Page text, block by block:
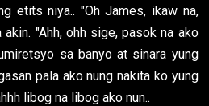
etits niya.. "Oh James, ikaw na,
"Ahh, ohh sige, pasok na ako
sa banyo at sinara yung
pala ako nung nakita ko yung
libog na libog ako nun..